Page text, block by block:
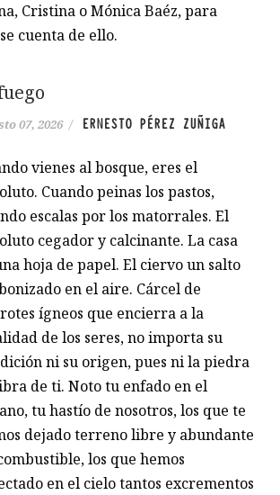
Cristina o Mónica Baéz, para
cuenta de ello.
07, 2026 / ERNESTO PÉREZ ZUÑIGA
vienes al bosque, eres el
Cuando peinas los pastos,
escalas por los matorrales. El
cegador y calcinante. La casa
hoja de papel. El ciervo un salto
en el aire. Cárcel de
ígneos que encierra a la
de los seres, no importa su
ni su origen, pues ni la piedra
de ti. Noto tu enfado en el
tu hastío de nosotros, los que te
dejado terreno libre y abundante
los que hemos
en el cielo tantos excrementos